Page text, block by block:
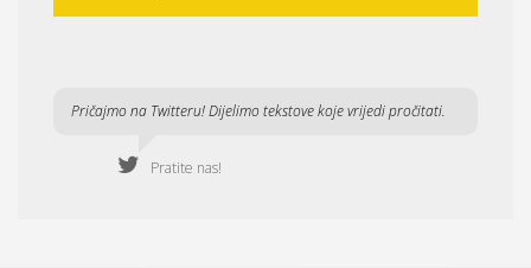
Pričajmo na Twitteru! Dijelimo tekstove koje vrijedi pročitati.
Pratite nas!